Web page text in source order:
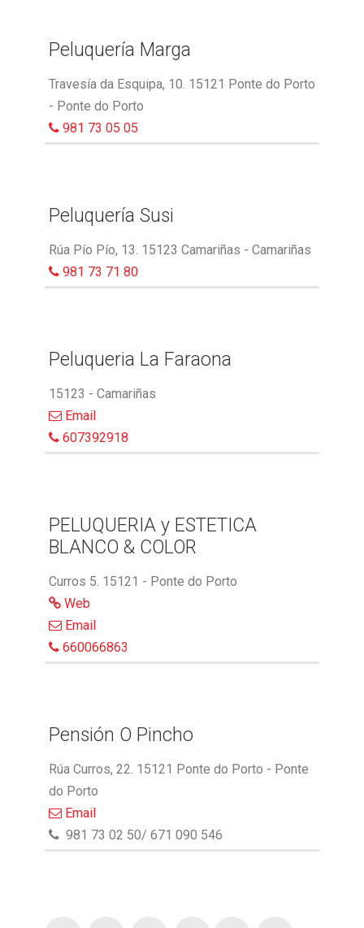
Peluquería Marga
Travesía da Esquipa, 10. 15121 Ponte do Porto
- Ponte do Porto
981 73 05 05
Peluquería Susi
Rúa Pío Pío, 13. 15123 Camariñas - Camariñas
981 73 71 80
Peluqueria La Faraona
15123 - Camariñas
Email
607392918
PELUQUERIA y ESTETICA
BLANCO & COLOR
Curros 5. 15121 - Ponte do Porto
Web
Email
660066863
Pensión O Pincho
Rúa Curros, 22. 15121 Ponte do Porto - Ponte
do Porto
Email
981 73 02 50/ 671 090 546